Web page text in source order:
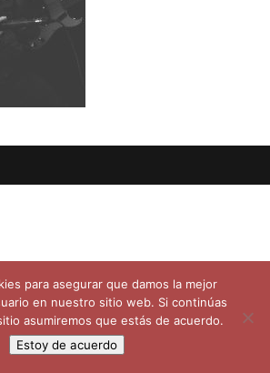
para asegurar que damos la mejor
en nuestro sitio web. Si continúas
asumiremos que estás de acuerdo.
Estoy de acuerdo